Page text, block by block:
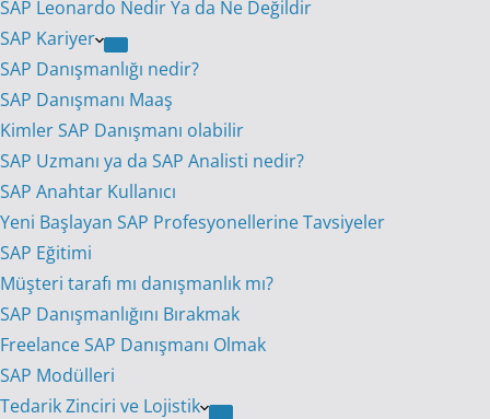
SAP Leonardo Nedir Ya da Ne Değildir
SAP Kariyer
SAP Danışmanlığı nedir?
SAP Danışmanı Maaş
Kimler SAP Danışmanı olabilir
SAP Uzmanı ya da SAP Analisti nedir?
SAP Anahtar Kullanıcı
Yeni Başlayan SAP Profesyonellerine Tavsiyeler
SAP Eğitimi
Müşteri tarafı mı danışmanlık mı?
SAP Danışmanlığını Bırakmak
Freelance SAP Danışmanı Olmak
SAP Modülleri
Tedarik Zinciri ve Lojistik